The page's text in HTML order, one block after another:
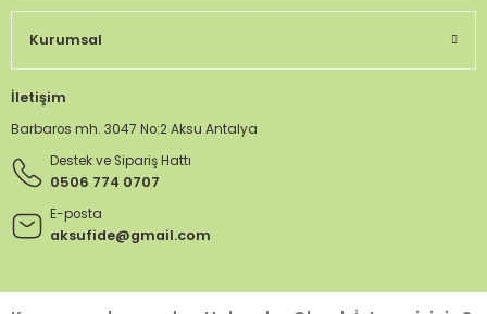
Kurumsal
İletişim
Barbaros mh. 3047 No:2 Aksu Antalya
Destek ve Sipariş Hattı
0506 774 0707
E-posta
aksufide@gmail.com